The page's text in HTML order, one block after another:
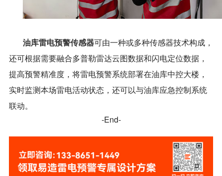
油库雷电预警传感器可由一种或多种传感器技术构成，
还可根据需要融合多普勒雷达云图数据和闪电定位数据，
提高预警精准度，将雷电预警系统部署在油库中控大楼 ，
实时监测本场雷电活动状态，还可以与油库应急控制系统
联动。
-End-